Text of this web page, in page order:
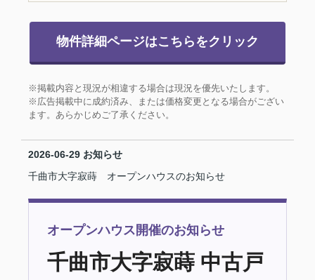
物件詳細ページはこちらをクリック
※掲載内容と現況が相違する場合は現況を優先いたします。
※広告掲載中に成約済み、または価格変更となる場合がござい
ます。あらかじめご了承ください。
2026-06-29 お知らせ
千曲市大字寂蒔 オープンハウスのお知らせ
オープンハウス開催のお知らせ
千曲市大字寂蒔 中古戸